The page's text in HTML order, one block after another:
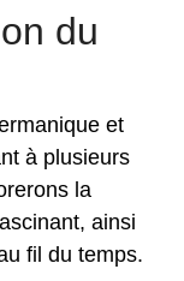
du
et
à plusieurs
la
ainsi
fil du temps.